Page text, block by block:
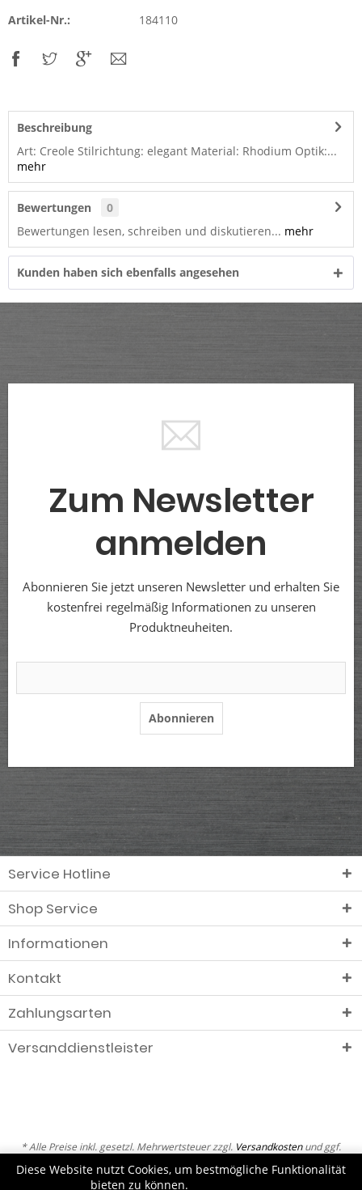
Artikel-Nr.: 184110
Beschreibung
Art: Creole Stilrichtung: elegant Material: Rhodium Optik:...
mehr
Bewertungen
0
Bewertungen lesen, schreiben und diskutieren... mehr
Kunden haben sich ebenfalls angesehen
Zum Newsletter
anmelden
Abonnieren Sie jetzt unseren Newsletter und erhalten Sie
kostenfrei regelmäßig Informationen zu unseren
Produktneuheiten.
Abonnieren
Service Hotline
Shop Service
Informationen
Kontakt
Zahlungsarten
Versanddienstleister
* Alle Preise inkl. gesetzl. Mehrwertsteuer zzgl. Versandkostenund ggf.
Nachnahmegebühren, wenn nicht anders beschrieben
Diese Website nutzt Cookies, um bestmögliche Funktionalität
bieten zu können.